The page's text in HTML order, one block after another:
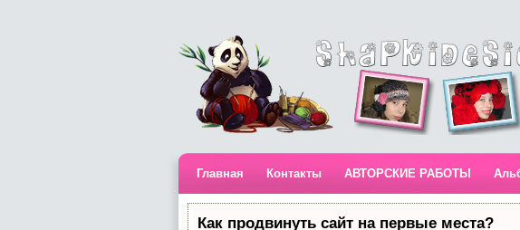
Главная Контакты АВТОРСКИЕ РАБОТЫ
Как продвинуть сайт на первые места?